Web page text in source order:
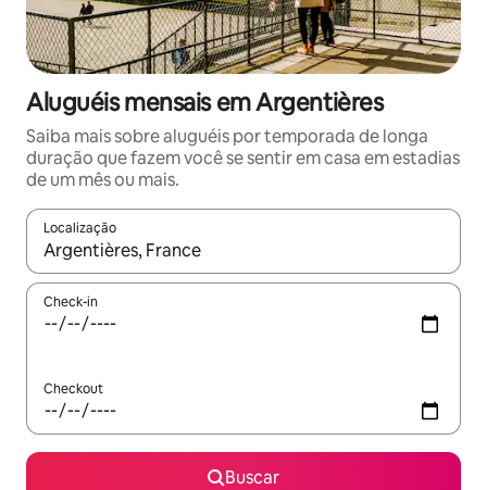
Aluguéis mensais em Argentières
Saiba mais sobre aluguéis por temporada de longa
duração que fazem você se sentir em casa em estadias
de um mês ou mais.
Localização
Quando os resultados estiverem disponíveis, explore-os
Check-in
Checkout
Buscar